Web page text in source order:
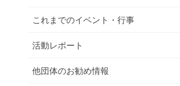
これまでのイベント・行事
活動レポート
他団体のお勧め情報